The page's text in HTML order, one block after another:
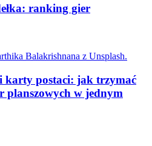
ranking gier
karty postaci: jak trzymać
planszowych w jednym